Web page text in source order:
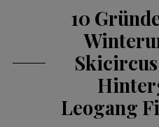
10
Leogang